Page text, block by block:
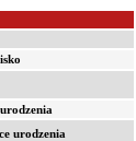
urodzenia